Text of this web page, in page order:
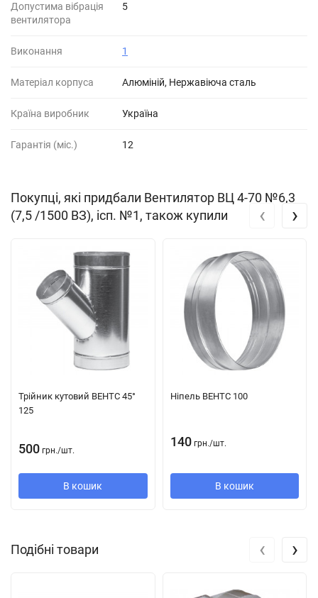
Допустима вібрація
вентилятора
5
Виконання 1
Матеріал корпуса Алюміній, Нержавіюча сталь
Країна виробник Україна
Гарантія (міс.) 12
Покупці, які придбали Вентилятор ВЦ 4-70 №6,3
(7,5 /1500 ВЗ), ісп. №1, також купили
Трійник кутовий ВЕНТС 45°
125
500 грн./шт.
В кошик
Ніпель ВЕНТС 100
140 грн./шт.
В кошик
‹ ›
Подібні товари ‹ ›